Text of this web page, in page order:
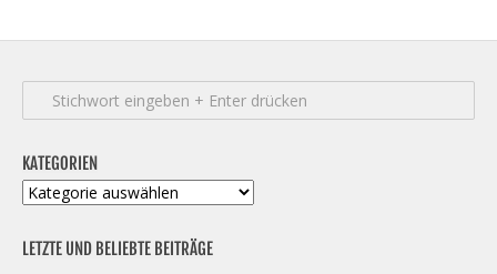
KATEGORIEN
Kategorien
LETZTE UND BELIEBTE BEITRÄGE